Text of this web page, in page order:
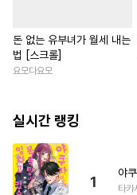
돈 없는 유부녀가 월세 내는
법 [스크롤]
요모다요모
실시간 랭킹
1
야
타카